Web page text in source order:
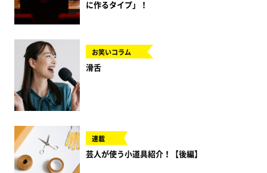
に作るタイプ」！
お笑いコラム
滑舌
連載
芸人が使う小道具紹介！【後編】